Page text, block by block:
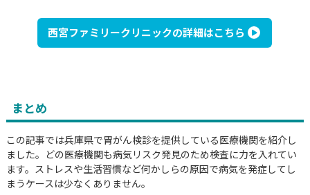
西宮ファミリークリニックの詳細はこちら
まとめ
この記事では兵庫県で胃がん検診を提供している医療機関を紹介し
ました。どの医療機関も病気リスク発見のため検査に力を入れてい
ます。ストレスや生活習慣など何かしらの原因で病気を発症してし
まうケースは少なくありません。